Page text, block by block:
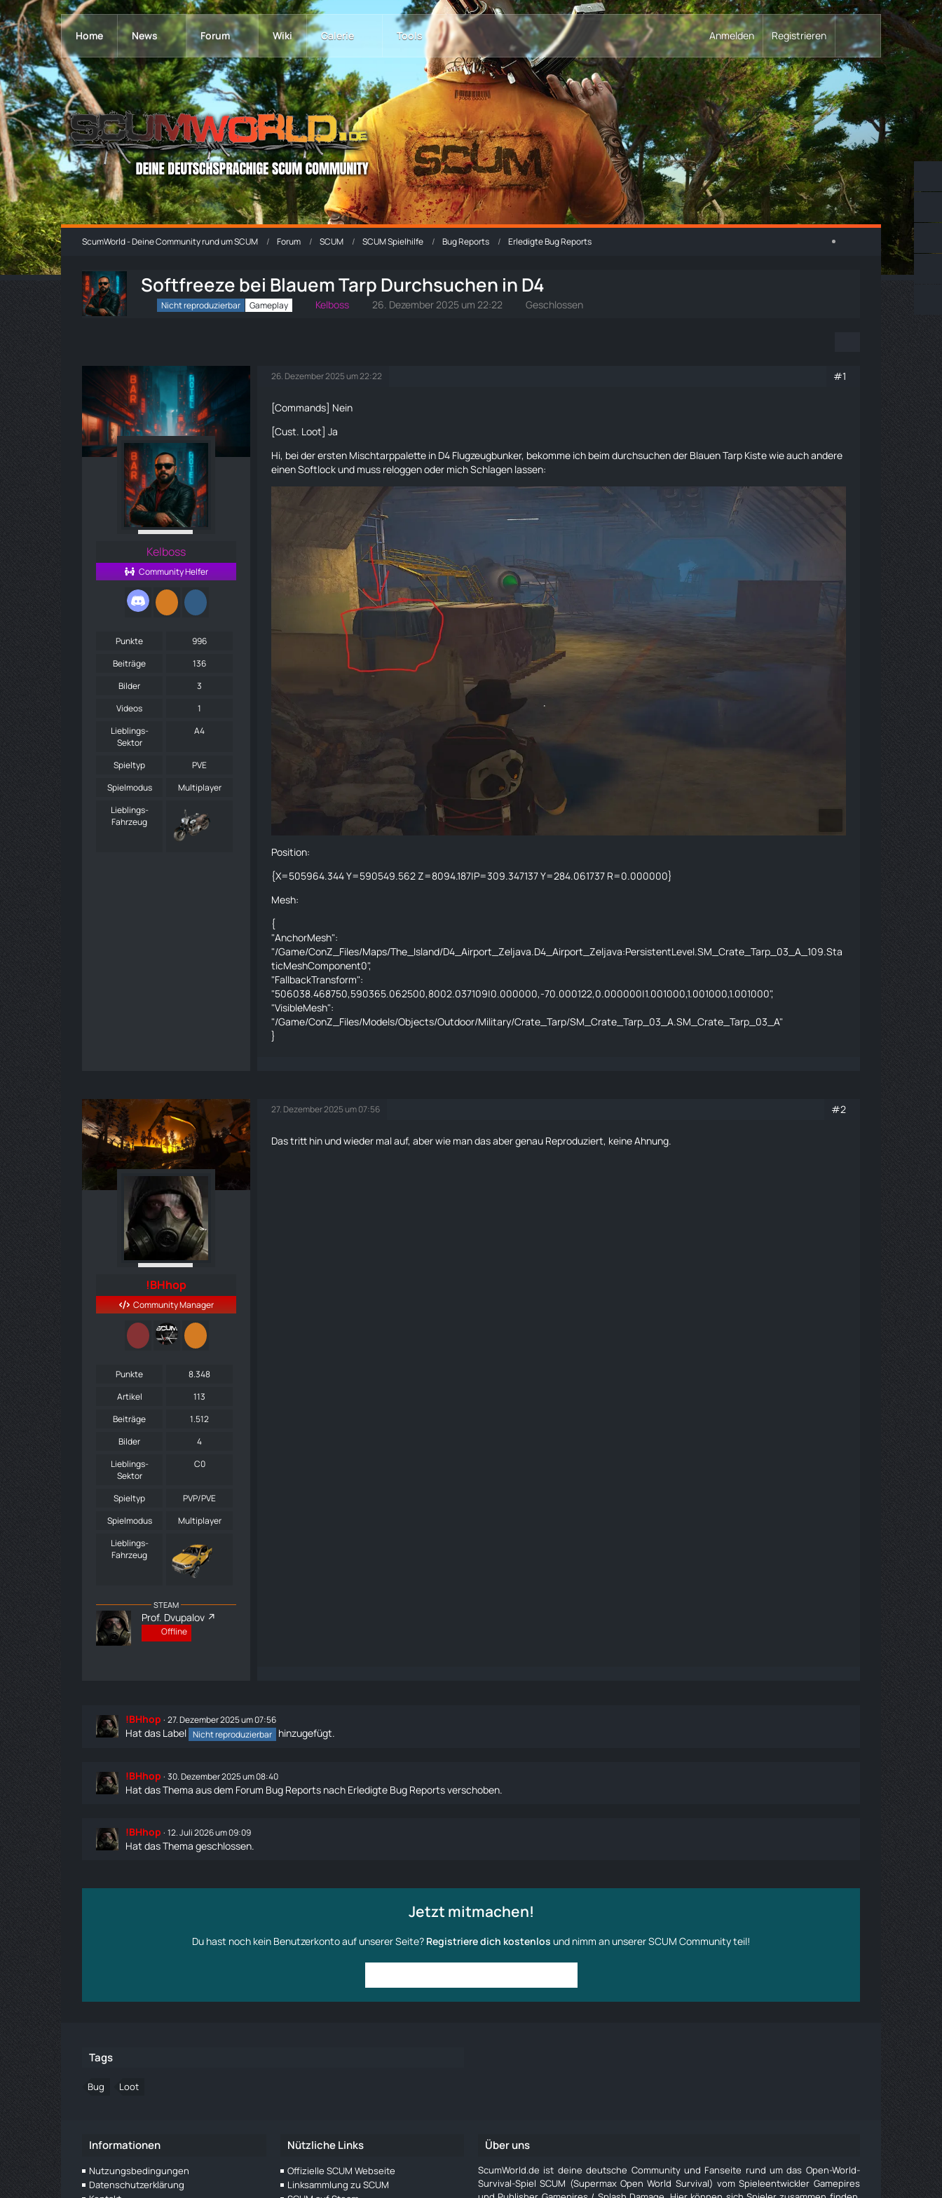
Home News Forum Wiki Galerie Tools Anmelden Registrieren
ScumWorld - Deine Community rund um SCUM Forum SCUM SCUM Spielhilfe Bug Reports Erledigte Bug Reports
Softfreeze bei Blauem Tarp Durchsuchen in D4
Nicht reproduzierbar Gameplay Kelboss 26. Dezember 2025 um 22:22 Geschlossen
Kelboss
Community Helfer
Punkte
996
Beiträge
136
Bilder
3
Videos
1
Lieblings-
Sektor
A4
Spieltyp
PVE
Spielmodus
Multiplayer
Lieblings-
Fahrzeug
26. Dezember 2025 um 22:22 #1
[Commands] Nein
[Cust. Loot] Ja
Hi, bei der ersten Mischtarppalette in D4 Flugzeugbunker, bekomme ich beim durchsuchen der Blauen Tarp Kiste wie auch andere
einen Softlock und muss reloggen oder mich Schlagen lassen:
Position:
{X=505964.344 Y=590549.562 Z=8094.187|P=309.347137 Y=284.061737 R=0.000000}
Mesh:
{
"AnchorMesh":
"/Game/ConZ_Files/Maps/The_Island/D4_Airport_Zeljava.D4_Airport_Zeljava:PersistentLevel.SM_Crate_Tarp_03_A_109.Sta
ticMeshComponent0",
"FallbackTransform":
"506038.468750,590365.062500,8002.037109|0.000000,-70.000122,0.000000|1.001000,1.001000,1.001000",
"VisibleMesh":
"/Game/ConZ_Files/Models/Objects/Outdoor/Military/Crate_Tarp/SM_Crate_Tarp_03_A.SM_Crate_Tarp_03_A"
}
!BHhop
Community Manager
Punkte
8.348
Artikel
113
Beiträge
1.512
Bilder
4
Lieblings-
Sektor
C0
Spieltyp
PVP/PVE
Spielmodus
Multiplayer
Lieblings-
Fahrzeug
STEAM
Prof. Dvupalov
Offline
27. Dezember 2025 um 07:56 #2
Das tritt hin und wieder mal auf, aber wie man das aber genau Reproduziert, keine Ahnung.
!BHhop 27. Dezember 2025 um 07:56
Hat das Label Nicht reproduzierbar hinzugefügt.
!BHhop 30. Dezember 2025 um 08:40
Hat das Thema aus dem Forum Bug Reports nach Erledigte Bug Reportsverschoben.
!BHhop 12. Juli 2026 um 09:09
Hat das Thema geschlossen.
Jetzt mitmachen!
Du hast noch kein Benutzerkonto auf unserer Seite? Registriere dich kostenlos und nimm an unserer SCUM Community teil!
Tags
Bug Loot
Informationen
Nutzungsbedingungen
Datenschutzerklärung
Nützliche Links
Offizielle SCUM Webseite
Linksammlung zu SCUM
Über uns
ScumWorld.de ist deine deutsche Community und Fanseite rund um das Open-World-
Survival-Spiel SCUM (Supermax Open World Survival) vom Spieleentwickler Gamepires